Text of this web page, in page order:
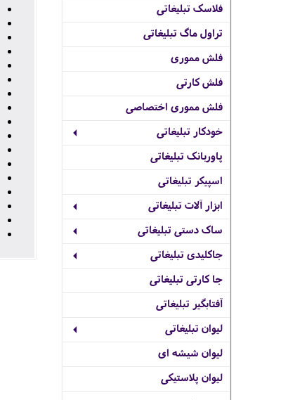
فلاسک تبلیغاتی
تراول ماگ تبلیغاتی
فلش مموری
فلش کارتی
فلش مموری اختصاصی
خودکار تبلیغاتی
پاوربانک تبلیغاتی
اسپیکر تبلیغاتی
ابزار آلات تبلیغاتی
ساک دستی تبلیغاتی
جاکلیدی تبلیغاتی
جا کارتی تبلیغاتی
آفتابگیر تبلیغاتی
لیوان تبلیغاتی
لیوان شیشه ای
لیوان پلاستیکی